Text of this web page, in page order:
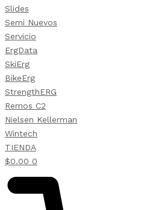
Slides
Semi Nuevos
Servicio
ErgData
SkiErg
BikeErg
StrengthERG
Remos C2
Nielsen Kellerman
Wintech
TIENDA
$0.00 0